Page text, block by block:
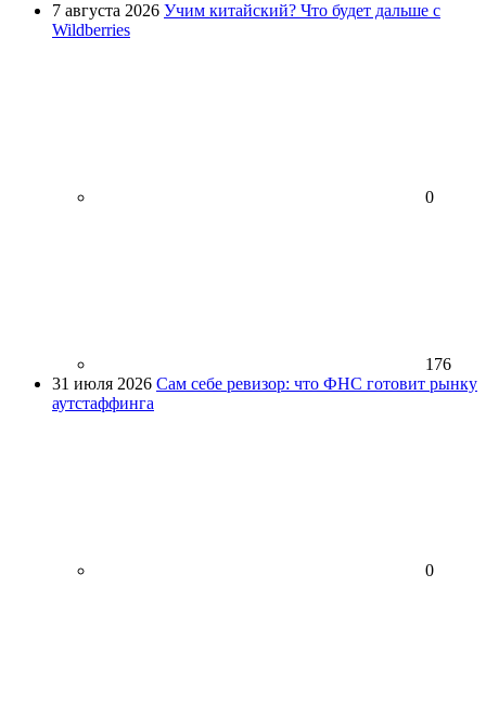
7 августа 2026 Учим китайский? Что будет дальше с
Wildberries
0
176
31 июля 2026 Сам себе ревизор: что ФНС готовит рынку
аутстаффинга
0